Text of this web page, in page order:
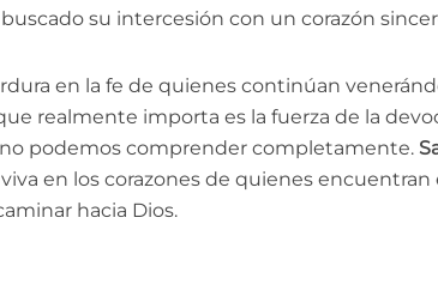
su intercesión con un corazón
en la fe de quienes continúan
realmente importa es la fuerza de la
podemos comprender completamente.
en los corazones de quienes
hacia Dios.